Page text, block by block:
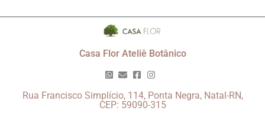
Casa Flor Ateliê Botânico
Rua Francisco Simplício, 114, Ponta Negra, Natal-RN,
CEP: 59090-315